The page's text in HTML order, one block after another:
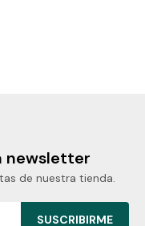
newsletter
de nuestra tienda.
SUSCRIBIRME